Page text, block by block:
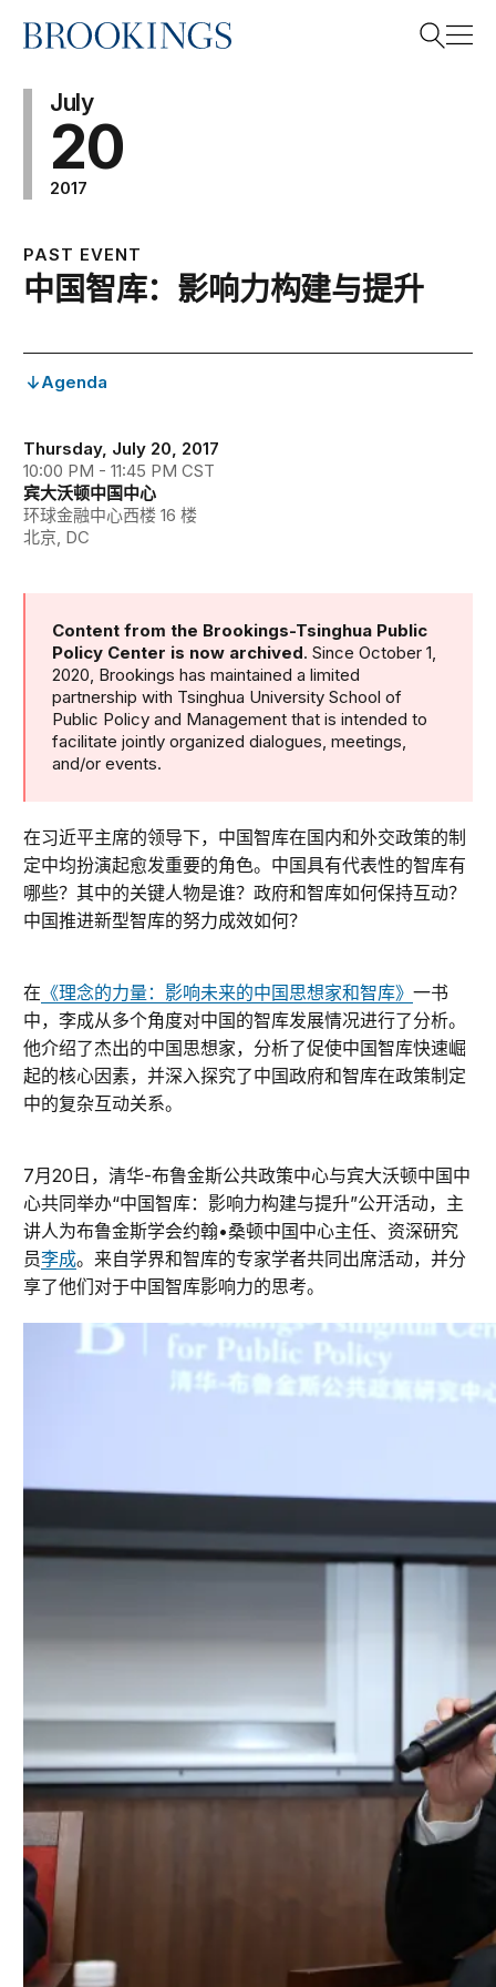
Home
July
20
2017
PAST EVENT
中国智库：影响力构建与提升
Agenda
Thursday, July 20, 2017
10:00 PM - 11:45 PM CST
宾大沃顿中国中心
环球金融中心西楼 16 楼
北京, DC
Content from the Brookings-Tsinghua Public
Policy Center is now archived. Since October 1,
2020, Brookings has maintained a limited
partnership with Tsinghua University School of
Public Policy and Management that is intended to
facilitate jointly organized dialogues, meetings,
and/or events.
在习近平主席的领导下，中国智库在国内和外交政策的制
定中均扮演起愈发重要的角色。中国具有代表性的智库有
哪些？其中的关键人物是谁？政府和智库如何保持互动？
中国推进新型智库的努力成效如何？
在 《理念的力量：影响未来的中国思想家和智库》一书
中，李成从多个角度对中国的智库发展情况进行了分析。
他介绍了杰出的中国思想家，分析了促使中国智库快速崛
起的核心因素，并深入探究了中国政府和智库在政策制定
中的复杂互动关系。
7月20日，清华-布鲁金斯公共政策中心与宾大沃顿中国中
心共同举办“中国智库：影响力构建与提升”公开活动，主
讲人为布鲁金斯学会约翰•桑顿中国中心主任、资深研究
员李成。来自学界和智库的专家学者共同出席活动，并分
享了他们对于中国智库影响力的思考。